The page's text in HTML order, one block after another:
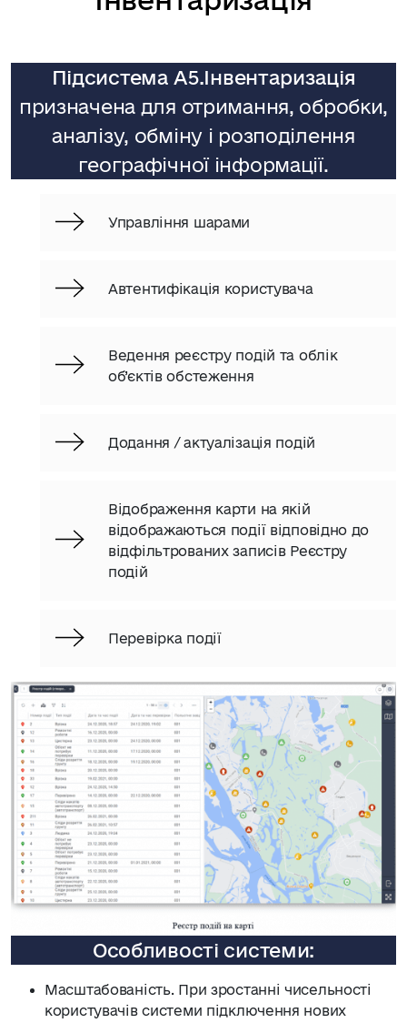
Підсистема А5.Інвентаризація
призначена для отримання, обробки,
аналізу, обміну і розподілення
географічної інформації.
Управління шарами
Автентифікація користувача
Ведення реєстру подій та облік
об’єктів обстеження
Додання / актуалізація подій
Відображення карти на якій
відображаються події відповідно до
відфільтрованих записів Реєстру
подій
Перевірка події
Особливості системи:
Масштабованість. При зростанні чисельності
користувачів системи підключення нових